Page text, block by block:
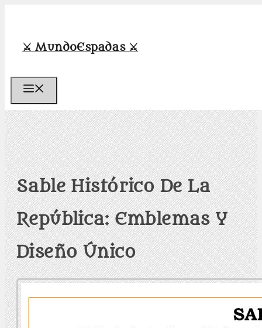
contenido
⚔️ MundoEspadas ⚔️
Sable Histórico De La
República: Emblemas Y
Diseño Único